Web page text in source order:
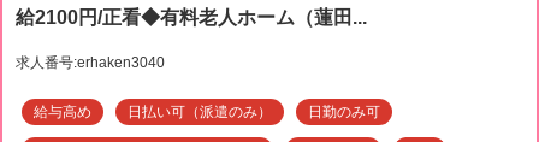
給2100円/正看◆有料老人ホーム（蓮田...
求人番号:erhaken3040
給与高め 日払い可（派遣のみ） 日勤のみ可